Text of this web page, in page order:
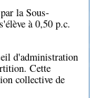
la Sous-
à 0,50 p.c.
d'administration
Cette
collective de